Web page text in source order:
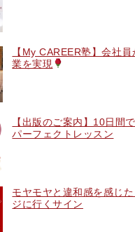
【My CAREER塾】会社
業を実現
【出版のご案内】10日間
パーフェクトレッスン
モヤモヤと違和感を感じ
ジに行くサイン